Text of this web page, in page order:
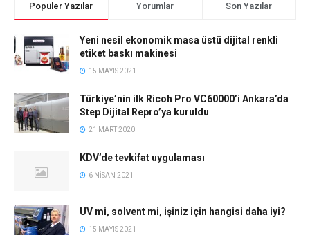
Popüler Yazılar Yorumlar Son Yazılar
Yeni nesil ekonomik masa üstü dijital renkli
etiket baskı makinesi
15 MAYIS 2021
Türkiye’nin ilk Ricoh Pro VC60000’i Ankara’da
Step Dijital Repro’ya kuruldu
21 MART 2020
KDV’de tevkifat uygulaması
6 NISAN 2021
UV mi, solvent mi, işiniz için hangisi daha iyi?
15 MAYIS 2021